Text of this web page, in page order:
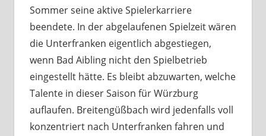
Sommer seine aktive Spielerkarriere
beendete. In der abgelaufenen Spielzeit wären
die Unterfranken eigentlich abgestiegen,
wenn Bad Aibling nicht den Spielbetrieb
eingestellt hätte. Es bleibt abzuwarten, welche
Talente in dieser Saison für Würzburg
auflaufen. Breitengüßbach wird jedenfalls voll
konzentriert nach Unterfranken fahren und